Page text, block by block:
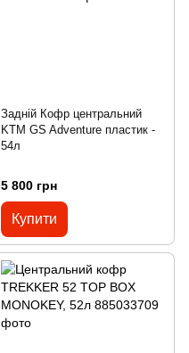
Задній Кофр центральний
KTM GS Adventure пластик -
54л
5 800 грн
Купити